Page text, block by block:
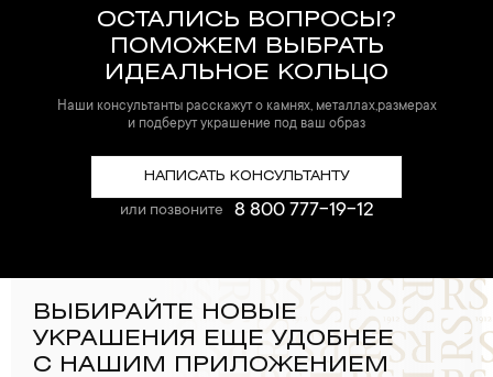
ОСТАЛИСЬ ВОПРОСЫ?
ПОМОЖЕМ ВЫБРАТЬ
ИДЕАЛЬНОЕ КОЛЬЦО
Наши консультанты расскажут о камнях, металлах,размерах
и подберут украшение под ваш образ
НАПИСАТЬ КОНСУЛЬТАНТУ
или позвоните 8 800 777-19-12
ВЫБИРАЙТЕ НОВЫЕ
УКРАШЕНИЯ ЕЩЕ УДОБНЕЕ
С НАШИМ ПРИЛОЖЕНИЕМ